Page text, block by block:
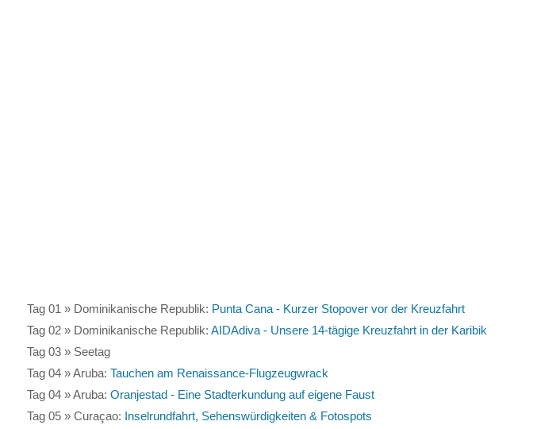
Tag 01 » Dominikanische Republik: Punta Cana - Kurzer Stopover vor der Kreuzfahrt
Tag 02 » Dominikanische Republik: AIDAdiva - Unsere 14-tägige Kreuzfahrt in der Karibik
Tag 03 » Seetag
Tag 04 » Aruba: Tauchen am Renaissance-Flugzeugwrack
Tag 04 » Aruba: Oranjestad - Eine Stadterkundung auf eigene Faust
Tag 05 » Curaçao: Inselrundfahrt, Sehenswürdigkeiten & Fotospots